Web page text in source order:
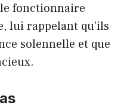
fonctionnaire
lui rappelant qu’ils
solennelle et que